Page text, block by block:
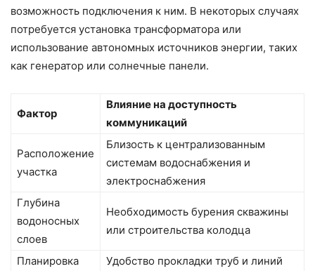
возможность подключения к ним. В некоторых случаях
потребуется установка трансформатора или
использование автономных источников энергии, таких
как генератор или солнечные панели.
Фактор
Влияние на доступность
коммуникаций
Расположение
участка
Близость к централизованным
системам водоснабжения и
электроснабжения
Глубина
водоносных
слоев
Необходимость бурения скважины
или строительства колодца
Планировка
Удобство прокладки труб и линий